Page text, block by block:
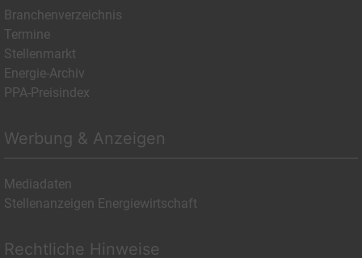
Branchenverzeichnis
Termine
Stellenmarkt
Energie-Archiv
PPA-Preisindex
Werbung & Anzeigen
Mediadaten
Stellenanzeigen Energiewirtschaft
Rechtliche Hinweise